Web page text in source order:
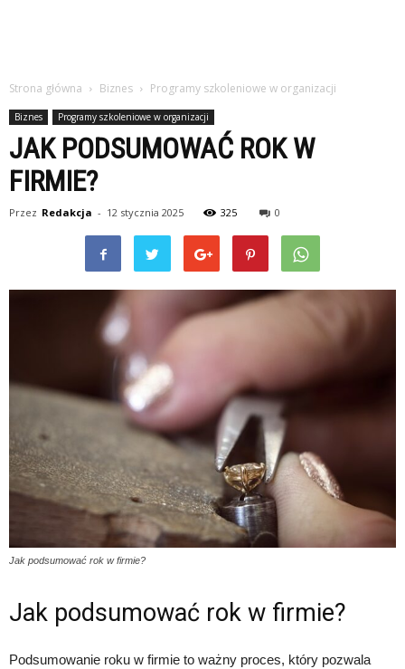
Strona główna Biznes Programy szkoleniowe w organizacji
Biznes Programy szkoleniowe w organizacji
JAK PODSUMOWAĆ ROK W
FIRMIE?
Przez Redakcja - 12 stycznia 2025 325 0
Jak podsumować rok w firmie?
Jak podsumować rok w firmie?
Podsumowanie roku w firmie to ważny proces, który pozwala